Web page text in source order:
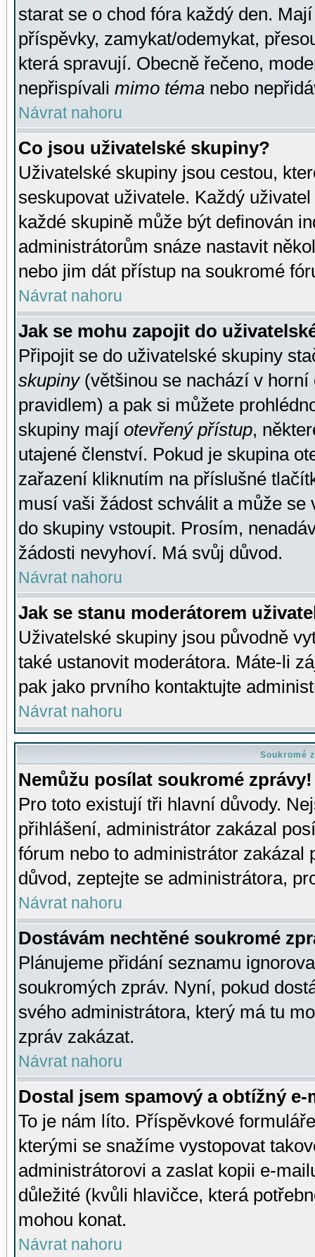
starat se o chod fóra každý den.
příspěvky, zamykat/odemykat,
která spravují. Obecně řečeno,
nepřispívali mimo téma nebo
Návrat nahoru
Co jsou uživatelské skupiny?
Uživatelské skupiny jsou cestou,
seskupovat uživatele. Každý
každé skupině může být definován
administrátorům snáze nastavit
nebo jim dát přístup na soukromé
Návrat nahoru
Jak se mohu zapojit do
Připojit se do uživatelské skupiny
skupiny(většinou se nachází v horní
pravidlem) a pak si můžete
skupiny mají otevřený přístup,
utajené členství. Pokud je skupina
zařazení kliknutím na příslušné
musí vaši žádost schválit a může se
do skupiny vstoupit. Prosím,
žádosti nevyhoví. Má svůj důvod.
Návrat nahoru
Jak se stanu moderátorem
Uživatelské skupiny jsou původně
také ustanovit moderátora. Máte-li
pak jako prvního kontaktujte
Návrat nahoru
Soukromé
Nemůžu posílat soukromé zprávy!
Pro toto existují tři hlavní důvody.
přihlášení, administrátor zakázal
fórum nebo to administrátor zakázal
důvod, zeptejte se administrátora,
Návrat nahoru
Dostávám nechtěné soukromé
Plánujeme přidání seznamu
soukromých zpráv. Nyní, pokud
svého administrátora, který má tu
zpráv zakázat.
Návrat nahoru
Dostal jsem spamový a obtížný
To je nám líto. Příspěvkové
kterými se snažíme vystopovat
administrátorovi a zaslat kopii e-
důležité (kvůli hlavičce, která
mohou konat.
Návrat nahoru